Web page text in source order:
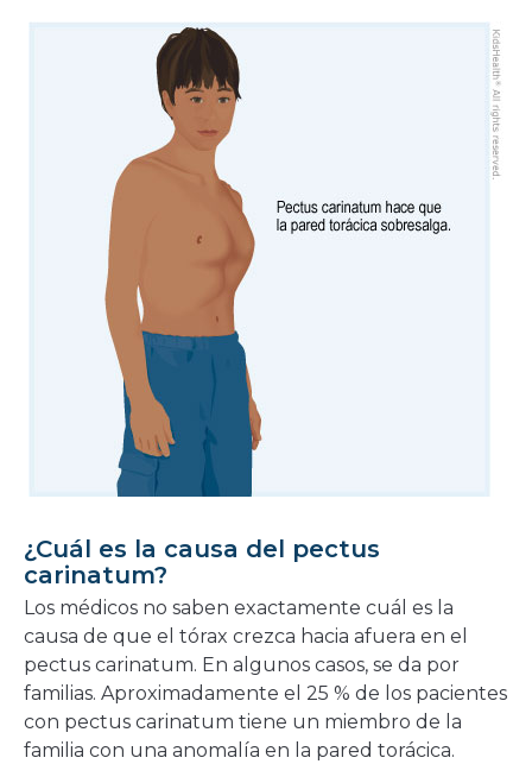
¿Cuál es la causa del pectus
carinatum?
Los médicos no saben exactamente cuál es la
causa de que el tórax crezca hacia afuera en el
pectus carinatum. En algunos casos, se da por
familias. Aproximadamente el 25 % de los pacientes
con pectus carinatum tiene un miembro de la
familia con una anomalía en la pared torácica.